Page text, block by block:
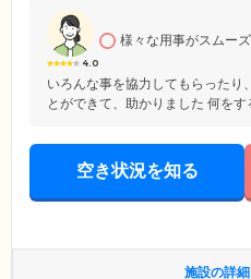
4.0
様々な用事がスムー
いろんな事を協力してもらったり
とができて、助かりました 何をす
空き状況を知る
施設の詳